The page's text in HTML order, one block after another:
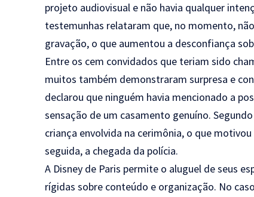
projeto audiovisual e não havia qualquer
testemunhas relataram que, no momento,
gravação, o que aumentou a desconfiança
Entre os cem convidados que teriam sido
muitos também demonstraram surpresa e
declarou que ninguém havia mencionado a
sensação de um casamento genuíno.
criança envolvida na cerimônia, o que
seguida, a chegada da polícia.
A Disney de Paris permite o aluguel de seus
rígidas sobre conteúdo e organização. No